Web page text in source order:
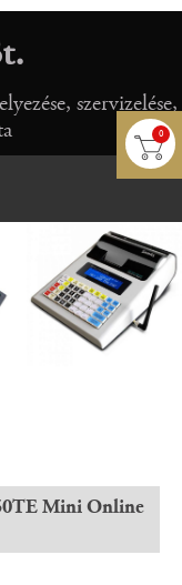
0
szervizelése,
Mini Online